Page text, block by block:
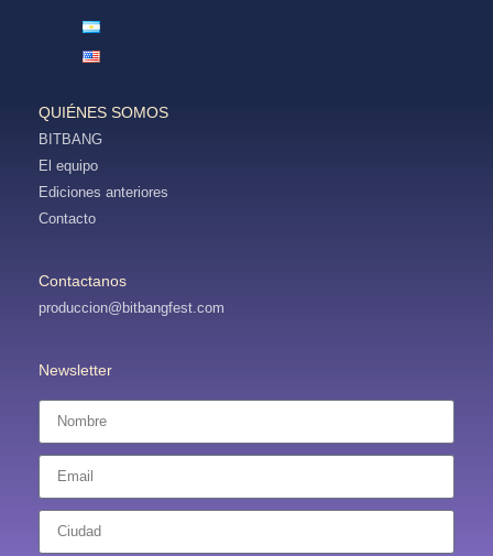
QUIÉNES SOMOS
BITBANG
El equipo
Ediciones anteriores
Contacto
Contactanos
produccion@bitbangfest.com
Newsletter